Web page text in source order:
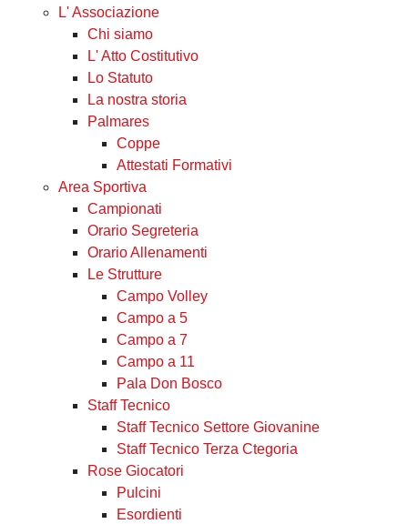
L' Associazione
Chi siamo
L' Atto Costitutivo
Lo Statuto
La nostra storia
Palmares
Coppe
Attestati Formativi
Area Sportiva
Campionati
Orario Segreteria
Orario Allenamenti
Le Strutture
Campo Volley
Campo a 5
Campo a 7
Campo a 11
Pala Don Bosco
Staff Tecnico
Staff Tecnico Settore Giovanine
Staff Tecnico Terza Ctegoria
Rose Giocatori
Pulcini
Esordienti